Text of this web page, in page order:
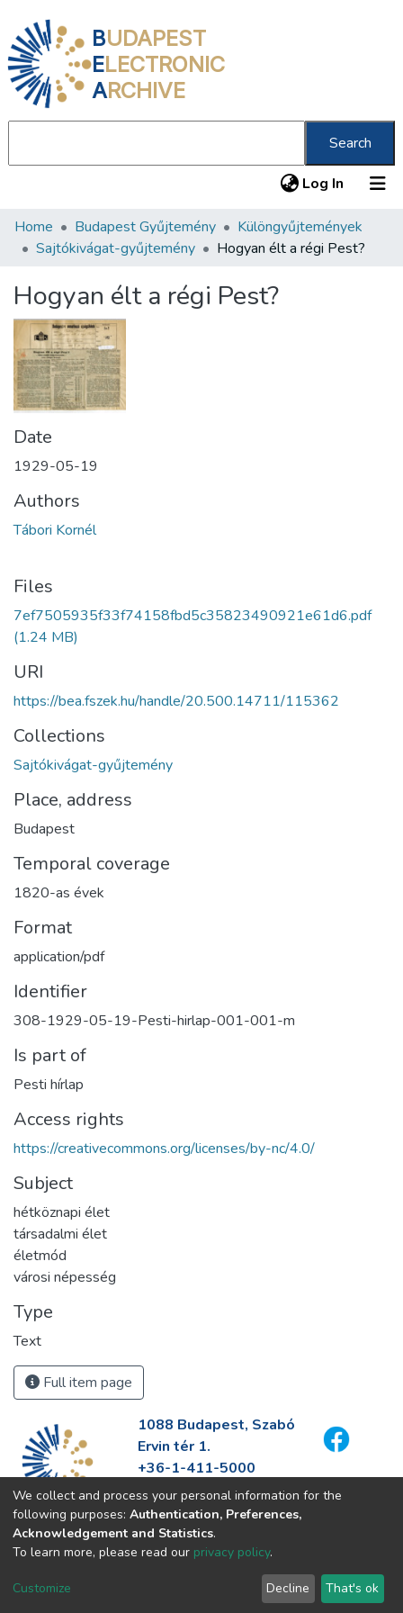
BUDAPEST
ELECTRONIC
ARCHIVE
Search
Log In (current)
Communities & Collections
Statistics
About us
Home Budapest Gyűjtemény
Különgyűjtemények
Sajtókivágat-gyűjtemény
Hogyan élt a régi Pest?
Hogyan élt a régi Pest?
Date
1929-05-19
Authors
Tábori Kornél
Files
7ef7505935f33f74158fbd5c35823490921e61d6.pdf
(1.24 MB)
URI
https://bea.fszek.hu/handle/20.500.14711/115362
Collections
Sajtókivágat-gyűjtemény
Place, address
Budapest
Temporal coverage
1820-as évek
Format
application/pdf
Identifier
308-1929-05-19-Pesti-hirlap-001-001-m
Is part of
Pesti hírlap
Access rights
https://creativecommons.org/licenses/by-nc/4.0/
Subject
hétköznapi élet
társadalmi élet
életmód
városi népesség
Type
Text
Full item page
1088 Budapest, Szabó
Ervin tér 1.
+36-1-411-5000
info@fszek.hu
https://fszek.hu
We collect and process your personal information for the
following purposes: Authentication, Preferences,
Acknowledgement and Statistics.
To learn more, please read our privacy policy.
Customize Decline That's ok